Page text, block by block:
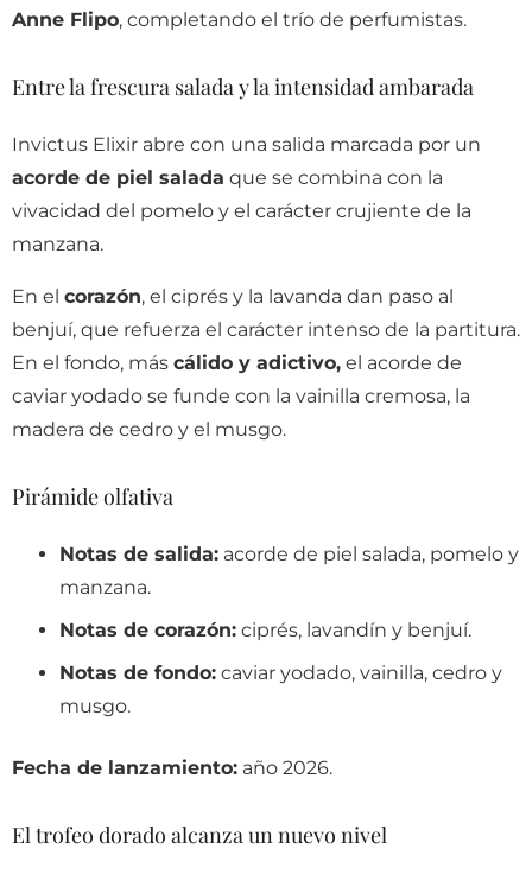
Anne Flipo, completando el trío de perfumistas.
Entre la frescura salada y la intensidad ambarada
Invictus Elixir abre con una salida marcada por un
acorde de piel salada que se combina con la
vivacidad del pomelo y el carácter crujiente de la
manzana.
En el corazón, el ciprés y la lavanda dan paso al
benjuí, que refuerza el carácter intenso de la partitura.
En el fondo, más cálido y adictivo, el acorde de
caviar yodado se funde con la vainilla cremosa, la
madera de cedro y el musgo.
Pirámide olfativa
Notas de salida: acorde de piel salada, pomelo y
manzana.
Notas de corazón: ciprés, lavandín y benjuí.
Notas de fondo: caviar yodado, vainilla, cedro y
musgo.
Fecha de lanzamiento: año 2026.
El trofeo dorado alcanza un nuevo nivel